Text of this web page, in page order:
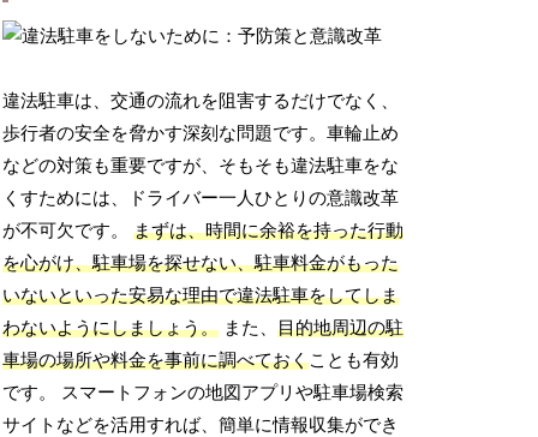
違法駐車は、交通の流れを阻害するだけでなく、
歩行者の安全を脅かす深刻な問題です。車輪止め
などの対策も重要ですが、そもそも違法駐車をな
くすためには、ドライバー一人ひとりの意識改革
が不可欠です。まずは、時間に余裕を持った行動
を心がけ、駐車場を探せない、駐車料金がもった
いないといった安易な理由で違法駐車をしてしま
わないようにしましょう。 また、目的地周辺の駐
車場の場所や料金を事前に調べておくことも有効
です。 スマートフォンの地図アプリや駐車場検索
サイトなどを活用すれば、簡単に情報収集ができ